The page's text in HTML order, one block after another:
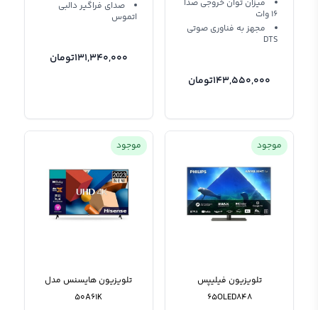
میزان توان خروجی صدا
16 وات
مجهز به فناوری صوتی
DTS
143,550,000تومان
صدای فراگیر دالبی
اتموس
131,340,000تومان
موجود
تلویزیون فیلیپس
65OLED848
موجود
تلویزیون هایسنس مدل
50A61K